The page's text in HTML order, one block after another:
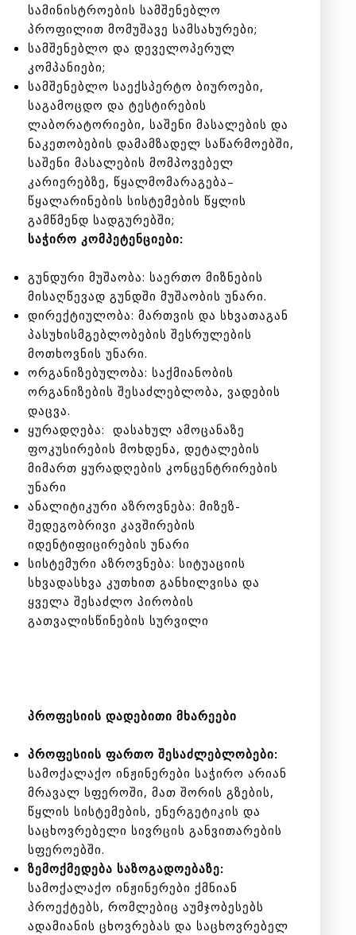
სამინისტროების სამშენებლო
პროფილით მომუშავე სამსახურები;
სამშენებლო და დეველოპერულ
კომპანიები;
სამშენებლო საექსპერტო ბიუროები,
საგამოცდო და ტესტირების
ლაბორატორიები, საშენი მასალების და
ნაკეთობების დამამზადელ საწარმოებში,
საშენი მასალების მომპოვებელ
კარიერებზე, წყალმომარაგება–
წყალარინების სისტემების წყლის
გამწმენდ სადგურებში;
საჭირო კომპეტენციები:
გუნდური მუშაობა: საერთო მიზნების
მისაღწევად გუნდში მუშაობის უნარი.
დირექტიულობა: მართვის და სხვათაგან
პასუხისმგებლობების შესრულების
მოთხოვნის უნარი.
ორგანიზებულობა: საქმიანობის
ორგანიზების შესაძლებლობა, ვადების
დაცვა.
ყურადღება: დასახულ ამოცანაზე
ფოკუსირების მოხდენა, დეტალების
მიმართ ყურადღების კონცენტრირების
უნარი
ანალიტიკური აზროვნება: მიზეზ-
შედეგობრივი კავშირების
იდენტიფიცირების უნარი
სისტემური აზროვნება: სიტუაციის
სხვადასხვა კუთხით განხილვისა და
ყველა შესაძლო პირობის
გათვალისწინების სურვილი
პროფესიის დადებითი მხარეები
პროფესიის ფართო შესაძლებლობები:
სამოქალაქო ინჟინერები საჭირო არიან
მრავალ სფეროში, მათ შორის გზების,
წყლის სისტემების, ენერგეტიკის და
საცხოვრებელი სივრცის განვითარების
სფეროებში.
ზემოქმედება საზოგადოებაზე:
სამოქალაქო ინჟინერები ქმნიან
პროექტებს, რომლებიც აუმჯობესებს
ადამიანის ცხოვრებას და საცხოვრებელ